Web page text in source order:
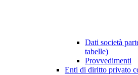
Dati società
tabelle)
Provvedimenti
Enti di diritto privato